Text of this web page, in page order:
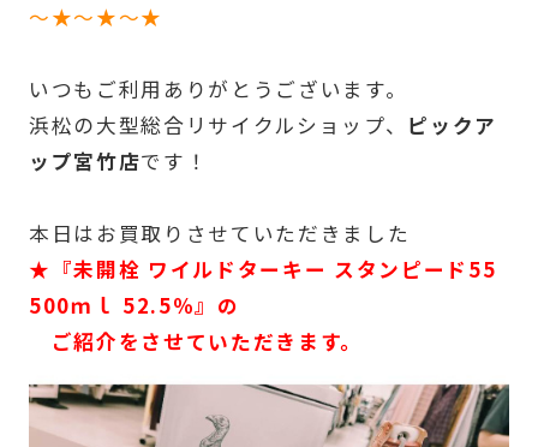
～★～★～★
いつもご利用ありがとうございます。
浜松の大型総合リサイクルショップ、 ピックア
ップ宮竹店です！
本日はお買取りさせていただきました
★『未開栓 ワイルドターキー スタンピード55
500ｍｌ 52.5％』の
ご紹介をさせていただきます。